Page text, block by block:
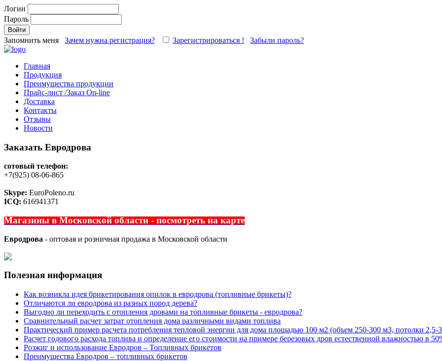
Логин
Пароль
Запомнить меня Зачем нужна регистрация? Зарегистрироваться ! Забыли пароль?
Главная
Продукция
Преимущества продукции
Прайс-лист /Заказ On-line
Доставка
Контакты
Отзывы
Новости
Заказать Евродрова
сотовый телефон:
+7(925) 08-06-865
Skype: EuroPoleno.ru
ICQ: 616941371
Магазины в Московской области - посмотреть на карте
Евродрова - оптовая и розничная продажа в Московской области
Полезная информация
Как возникла идея брикетирования опилок в евродрова (топливные брикеты)?
Отличаются ли евродрова из разных пород дерева?
Выгодно ли переходить с отопления дровами на топливные брикеты - евродрова?
Сравнительный расчет затрат отопления дома различными видами топлива
Практический пример расчета потребления тепловой энергии для дома площадью 100 м2 (объем 250-300 м3, потолки 2,5-
Расчет годового расхода топлива и определение его стоимости на примере березовых дров естественной влажностью в
Розжиг и использование Евродров – Топливных брикетов
Преимущества Евродров – топливных брикетов